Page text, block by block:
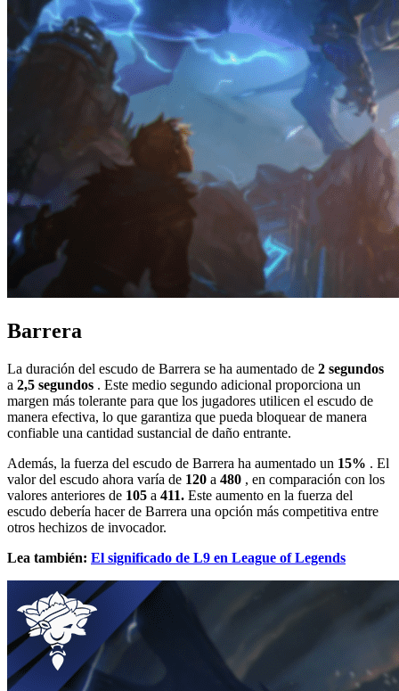
Barrera
La duración del escudo de Barrera se ha aumentado de 2 segundos
a 2,5 segundos . Este medio segundo adicional proporciona un
margen más tolerante para que los jugadores utilicen el escudo de
manera efectiva, lo que garantiza que pueda bloquear de manera
confiable una cantidad sustancial de daño entrante.
Además, la fuerza del escudo de Barrera ha aumentado un 15% . El
valor del escudo ahora varía de 120 a 480 , en comparación con los
valores anteriores de 105 a 411. Este aumento en la fuerza del
escudo debería hacer de Barrera una opción más competitiva entre
otros hechizos de invocador.
Lea también: El significado de L9 en League of Legends